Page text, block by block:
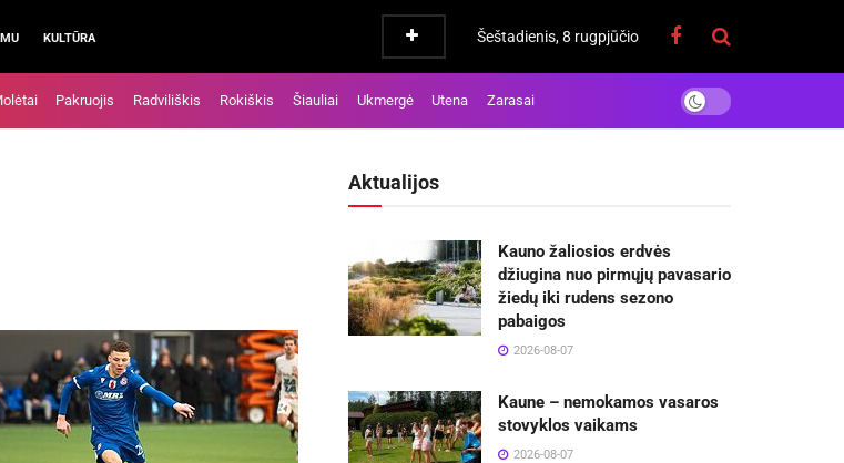
KULTŪRA Šeštadienis, 8 rugpjūčio
Pakruojis Radviliškis Rokiškis Šiauliai Ukmergė Utena Zarasai
Aktualijos
Kauno žaliosios erdvės
džiugina nuo pirmųjų pavasario
žiedų iki rudens sezono
pabaigos
2026-08-07
Kaune – nemokamos vasaros
stovyklos vaikams
2026-08-07